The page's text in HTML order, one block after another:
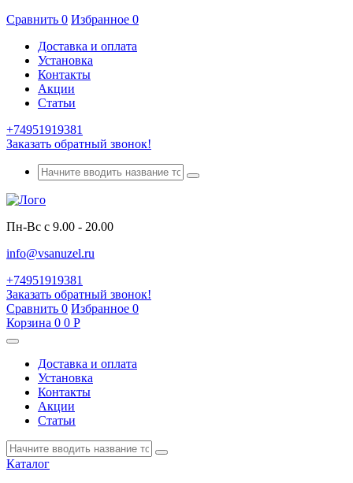
Сравнить 0 Избранное 0
Доставка и оплата
Установка
Контакты
Акции
Статьи
+74951919381
Заказать обратный звонок!
Пн-Вс с 9.00 - 20.00
info@vsanuzel.ru
+74951919381
Заказать обратный звонок!
Сравнить 0 Избранное 0
Корзина 0 0 Р
Доставка и оплата
Установка
Контакты
Акции
Статьи
Каталог